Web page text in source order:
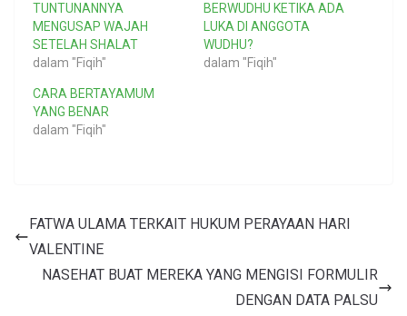
TUNTUNANNYA
MENGUSAP WAJAH
SETELAH SHALAT
dalam "Fiqih"
BERWUDHU KETIKA ADA
LUKA DI ANGGOTA
WUDHU?
dalam "Fiqih"
CARA BERTAYAMUM
YANG BENAR
dalam "Fiqih"
FATWA ULAMA TERKAIT HUKUM PERAYAAN HARI
VALENTINE
NASEHAT BUAT MEREKA YANG MENGISI FORMULIR
DENGAN DATA PALSU